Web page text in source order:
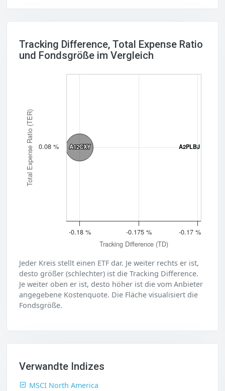
Tracking Difference, Total Expense Ratio
und Fondsgröße im Vergleich
Tracking Difference (TD)
Total Expense Ratio (TER) A2PLBJ
A2PLBJ
A12CXY
A12CXY
-0.18 % -0.175 % -0.17 %
0.08 %
Jeder Kreis stellt einen ETF dar. Je weiter rechts er ist,
desto größer (schlechter) ist die Tracking Difference.
Je weiter oben er ist, desto höher ist die vom Anbieter
angegebene Kostenquote. Die Fläche visualisiert die
Fondsgröße.
Verwandte Indizes
MSCI North America